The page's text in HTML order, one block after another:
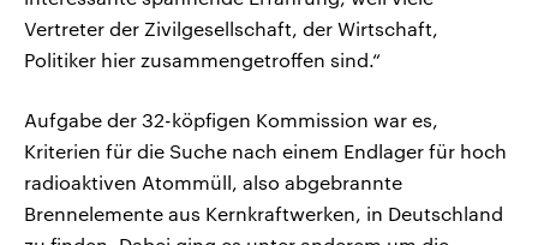
Vertreter der Zivilgesellschaft, der Wirtschaft,
Politiker hier zusammengetroffen sind.“
Aufgabe der 32-köpfigen Kommission war es,
Kriterien für die Suche nach einem Endlager für hoch
radioaktiven Atommüll, also abgebrannte
Brennelemente aus Kernkraftwerken, in Deutschland